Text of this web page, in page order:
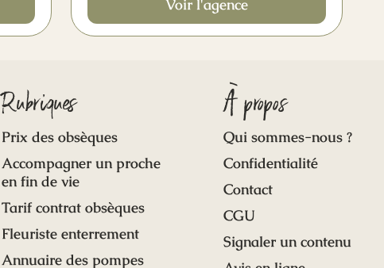
Voir l'agence
Rubriques
Prix des obsèques
Accompagner un proche
en fin de vie
Tarif contrat obsèques
Fleuriste enterrement
Annuaire des pompes
À propos
Qui sommes-nous ?
Confidentialité
Contact
CGU
Signaler un contenu